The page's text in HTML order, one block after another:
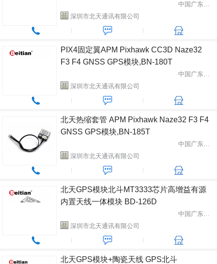
中国广东省深圳市
深圳市北天通讯有限公司
PIX4固定翼APM Pixhawk CC3D Naze32
F3 F4 GNSS GPS模块,BN-180T
中国广东省深圳市
深圳市北天通讯有限公司
北天热缩套管 APM Pixhawk Naze32 F3 F4
GNSS GPS模块,BN-185T
中国广东省深圳市
深圳市北天通讯有限公司
北天GPS模块北斗MT3333芯片高增益有源
内置天线一体模块 BD-126D
中国广东省深圳市
深圳市北天通讯有限公司
北天GPS模块+陶瓷天线 GPS北斗